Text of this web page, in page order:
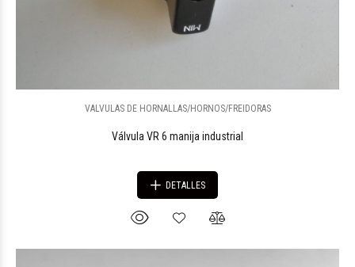
VALVULAS DE HORNALLAS/HORNOS/FREIDORAS
Válvula VR 6 manija industrial
DETALLES